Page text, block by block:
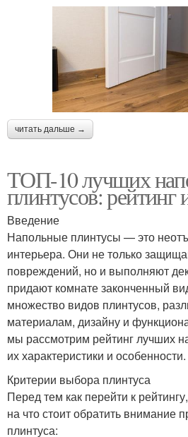
читать дальше →
ТОП-10 лучших
плинтусов: рейтинг
Введение
Напольные плинтусы — это
интерьера. Они не только
повреждений, но и выполняют
придают комнате законченный
множество видов плинтусов,
материалам, дизайну и
мы рассмотрим рейтинг лучших
их характеристики и особенности.
Критерии выбора плинтуса
Перед тем как перейти к
на что стоит обратить внимание
плинтуса: